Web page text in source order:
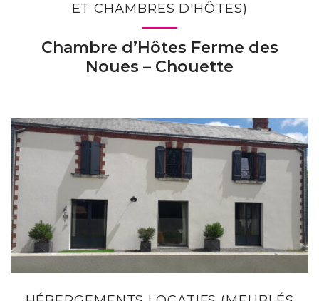
ET CHAMBRES D'HÔTES)
Chambre d’Hôtes Ferme des
Noues – Chouette